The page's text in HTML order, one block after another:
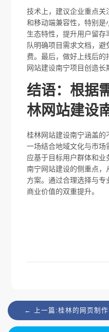
技术上，建议企业重点关
和移动端兼容性，特别
生态特性，提升用户留存
队明确项目需求文档，
费。最后，做好上线后
网站建设南宁项目创造长
结语：根据
林网站建设
桂林网站建设南宁涵盖
一场结合地域文化与市场
应基于目标用户群体和
南宁网站建设的侧重点
方案。通过合理选择与
商业价值的双重提升。
← 上一篇:桂林的网页制